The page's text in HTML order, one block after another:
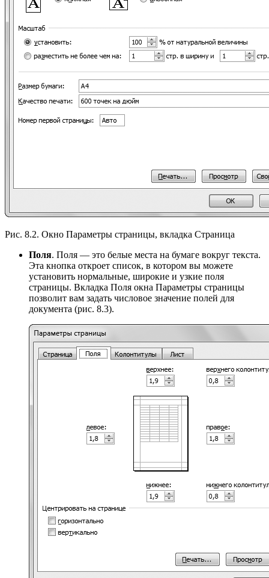
Рис. 8.2. Окно Параметры страницы, вкладка Страница
Поля. Поля — это белые места на бумаге вокруг текста.
Эта кнопка откроет список, в котором вы можете
установить нормальные, широкие и узкие поля
страницы. Вкладка Поля окна Параметры страницы
позволит вам задать числовое значение полей для
документа (рис. 8.3).